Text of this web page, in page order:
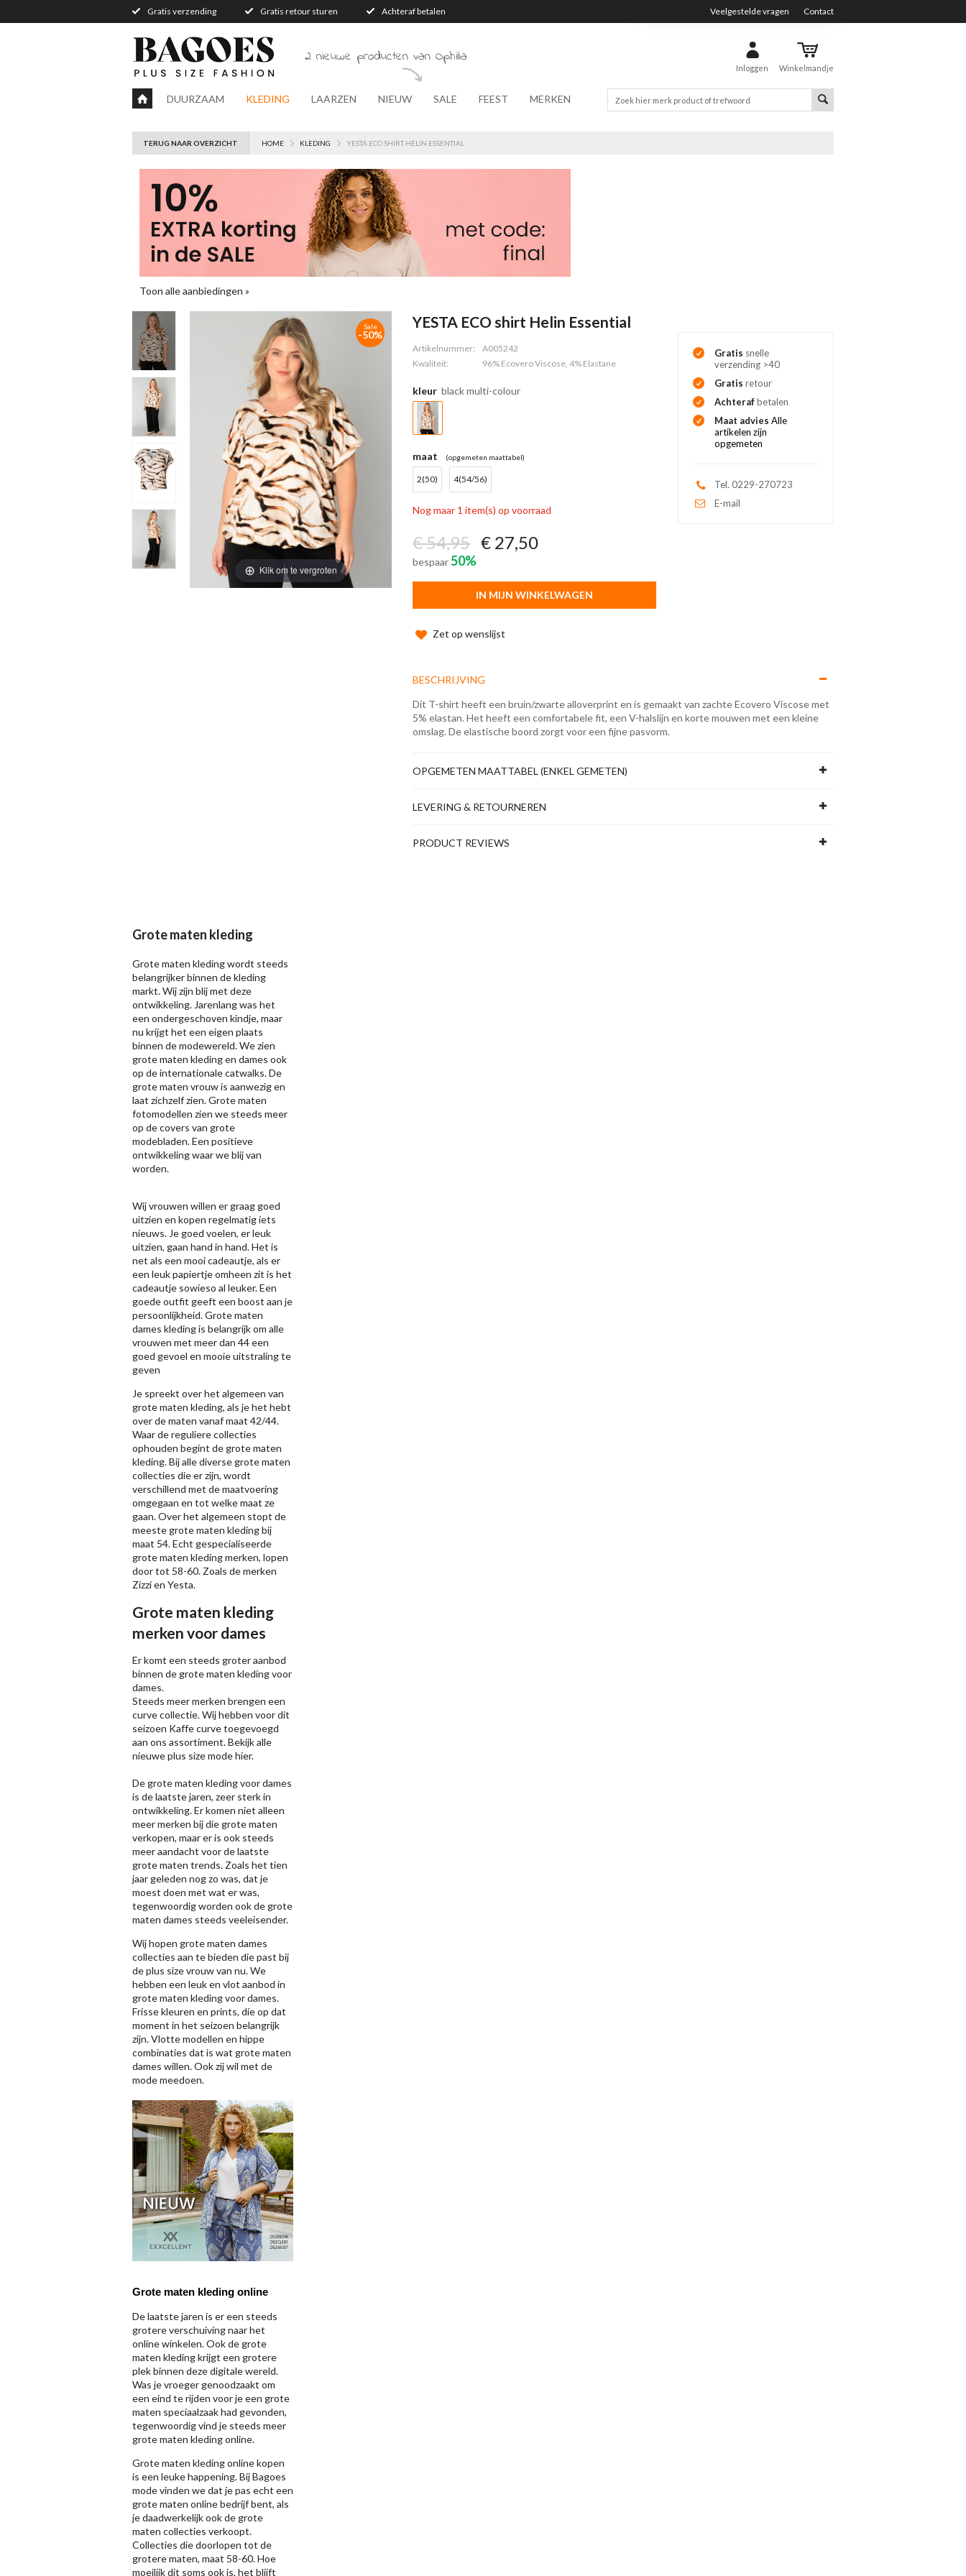
Gratis verzending Gratis retour sturen Achteraf betalen Veelgestelde vragen Contact
Inloggen Winkelmandje
2 nieuwe producten van Ophilia
DUURZAAM KLEDING LAARZEN NIEUW SALE FEEST MERKEN
TERUG NAAR OVERZICHT HOME KLEDING YESTA ECO SHIRT HELIN ESSENTIAL
Toon alle aanbiedingen »
Klik om te vergroten
Sale
-50%
YESTA ECO shirt Helin Essential
Artikelnummer:
A005242
Kwaliteit:
96% Ecovero Viscose, 4% Elastane
kleur black multi-colour
maat (opgemeten maattabel)
2(50) 4(54/56)
Nog maar 1 item(s) op voorraad
€ 54,95 € 27,50
bespaar50%
IN MIJN WINKELWAGEN
Zet op wenslijst
Gratis snelle
verzending >40
Gratis retour
Achterafbetalen
Maat adviesAlle
artikelen zijn
opgemeten
Tel. 0229-270723
E-mail
BESCHRIJVING
Dit T-shirt heeft een bruin/zwarte alloverprint en is gemaakt van zachte Ecovero Viscose met
5% elastan. Het heeft een comfortabele fit, een V-halslijn en korte mouwen met een kleine
omslag. De elastische boord zorgt voor een fijne pasvorm.
OPGEMETEN MAATTABEL (ENKEL GEMETEN)
LEVERING & RETOURNEREN
PRODUCT REVIEWS
Grote maten kleding
Grote maten kleding wordt steeds
belangrijker binnen de kleding
markt. Wij zijn blij met deze
ontwikkeling. Jarenlang was het
een ondergeschoven kindje, maar
nu krijgt het een eigen plaats
binnen de modewereld. We zien
grote maten kleding en dames ook
op de internationale catwalks. De
grote maten vrouw is aanwezig en
laat zichzelf zien. Grote maten
fotomodellen zien we steeds meer
op de covers van grote
modebladen. Een positieve
ontwikkeling waar we blij van
worden.
Wij vrouwen willen er graag goed
uitzien en kopen regelmatig iets
nieuws. Je goed voelen, er leuk
uitzien, gaan hand in hand. Het is
net als een mooi cadeautje, als er
een leuk papiertje omheen zit is het
cadeautje sowieso al leuker. Een
goede outfit geeft een boost aan je
persoonlijkheid. Grote maten
dames kleding is belangrijk om alle
vrouwen met meer dan 44 een
goed gevoel en mooie uitstraling te
geven
Je spreekt over het algemeen van
grote maten kleding, als je het hebt
over de maten vanaf maat 42/44.
Waar de reguliere collecties
ophouden begint de grote maten
kleding. Bij alle diverse grote maten
collecties die er zijn, wordt
verschillend met de maatvoering
omgegaan en tot welke maat ze
gaan. Over het algemeen stopt de
meeste grote maten kleding bij
maat 54. Echt gespecialiseerde
grote maten kleding merken, lopen
door tot 58-60. Zoals de merken
Zizzien Yesta.
Grote maten kleding
merken voor dames
Er komt een steeds groter aanbod
binnen de grote maten kleding voor
dames.
Steeds meer merken brengen een
curve collectie. Wij hebben voor dit
seizoen Kaffecurve toegevoegd
aan ons assortiment. Bekijk alle
nieuweplus size modehier.
De grote maten kleding voor dames
is de laatste jaren, zeer sterk in
ontwikkeling. Er komen niet alleen
meer merken bij die grote maten
verkopen, maar er is ook steeds
meer aandacht voor de laatste
grote maten trends. Zoals het tien
jaar geleden nog zo was, dat je
moest doen met wat er was,
tegenwoordig worden ook de grote
maten dames steeds veeleisender.
Wij hopen grote maten dames
collecties aan te bieden die past bij
de plus size vrouw van nu. We
hebben een leuk en vlot aanbod in
grote maten kleding voor dames.
Frisse kleuren en prints, die op dat
moment in het seizoen belangrijk
zijn. Vlotte modellen en hippe
combinaties dat is wat grote maten
dames willen. Ook zij wil met de
mode meedoen.
Grote maten kleding online
De laatste jaren is er een steeds
grotere verschuiving naar het
online winkelen. Ook de grote
maten kleding krijgt een grotere
plek binnen deze digitale wereld.
Was je vroeger genoodzaakt om
een eind te rijden voor je een grote
maten speciaalzaak had gevonden,
tegenwoordig vind je steeds meer
grote maten kleding online.
Grote maten kleding online kopen
is een leuke happening. Bij Bagoes
mode vinden we dat je pas echt een
grote maten online bedrijf bent, als
je daadwerkelijk ook de grote
maten collecties verkoopt.
Collecties die doorlopen tot de
grotere maten, maat 58-60. Hoe
moeilijk dit soms ook is, het blijft